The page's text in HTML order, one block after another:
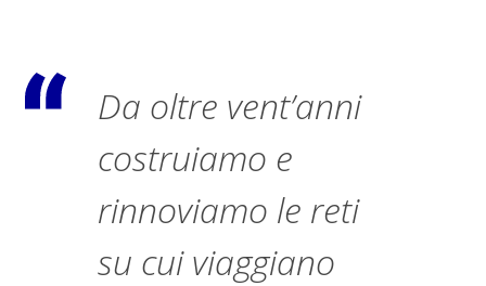
Da oltre vent’anni
costruiamo e
rinnoviamo le reti
su cui viaggiano